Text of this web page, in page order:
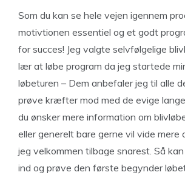
Som du kan se hele vejen igennem
motivtionen essentiel og et godt
for succes! Jeg valgte selvfølgelige
lær at løbe program da jeg startede
løbeturen – Dem anbefaler jeg til alle
prøve kræfter mod med de evige
du ønsker mere information om
eller generelt bare gerne vil vide mere
jeg velkommen tilbage snarest. Så
ind og prøve den første begynder